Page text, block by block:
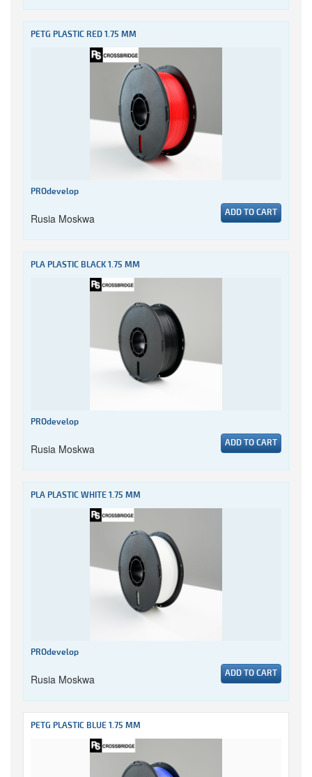
PETG PLASTIC RED 1.75 MM
PROdevelop
Rusia Moskwa ADD TO CART
PLA PLASTIC BLACK 1.75 MM
PROdevelop
Rusia Moskwa ADD TO CART
PLA PLASTIC WHITE 1.75 MM
PROdevelop
Rusia Moskwa ADD TO CART
PETG PLASTIC BLUE 1.75 MM